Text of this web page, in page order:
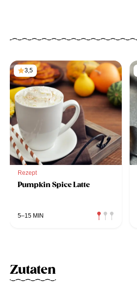
3,5
Rezept
Pumpkin Spice Latte
5–15 MIN
Zutaten